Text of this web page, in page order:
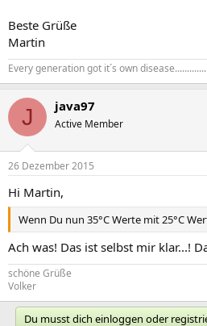
Beste Grüße
Martin
Every generation got it´s own
J java97
Active Member
26 Dezember 2015
Hi Martin,
Wenn Du nun 35°C Werte mit 25°C
Ach was! Das ist selbst mir klar...!
schöne Grüße
Volker
Du musst dich einloggen oder